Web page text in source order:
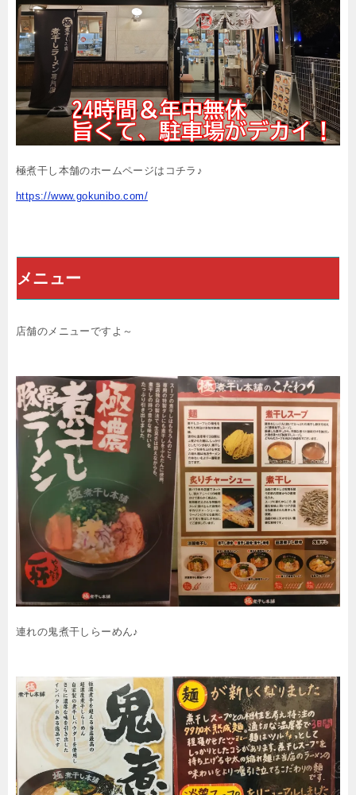
極煮干し本舗のホームページはコチラ♪
https://www.gokunibo.com/
メニュー
店舗のメニューですよ～
連れの鬼煮干しらーめん♪